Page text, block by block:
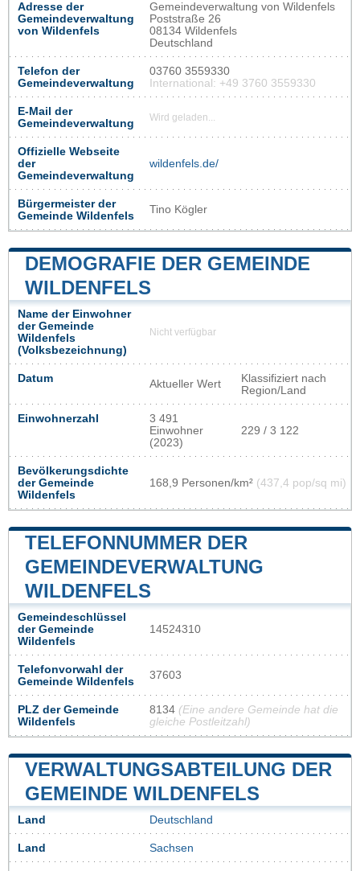
Adresse der
Gemeindeverwaltung
von Wildenfels
Gemeindeverwaltung von Wildenfels
Poststraße 26
08134 Wildenfels
Deutschland
Telefon der
Gemeindeverwaltung
03760 3559330
International: +49 3760 3559330
E-Mail der
Gemeindeverwaltung
Wird geladen...
Offizielle Webseite
der
Gemeindeverwaltung
wildenfels.de/
Bürgermeister der
Gemeinde Wildenfels
Tino Kögler
DEMOGRAFIE DER GEMEINDE
WILDENFELS
Name der Einwohner
der Gemeinde
Wildenfels
(Volksbezeichnung)
Nicht verfügbar
Datum Aktueller Wert
Klassifiziert nach
Region/Land
Einwohnerzahl
3 491
Einwohner
(2023)
229 / 3 122
Bevölkerungsdichte
der Gemeinde
Wildenfels
168,9 Personen/km² (437,4 pop/sq mi)
TELEFONNUMMER DER
GEMEINDEVERWALTUNG
WILDENFELS
Gemeindeschlüssel
der Gemeinde
Wildenfels
14524310
Telefonvorwahl der
Gemeinde Wildenfels
37603
PLZ der Gemeinde
Wildenfels
8134 (Eine andere Gemeinde hat die
gleiche Postleitzahl)
VERWALTUNGSABTEILUNG DER
GEMEINDE WILDENFELS
Land Deutschland
Land Sachsen